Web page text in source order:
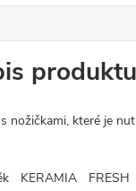
produktu
nožičkami, které je
KERAMIA